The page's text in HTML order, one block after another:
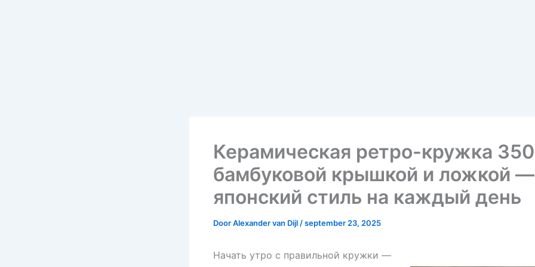
Керамическая ретро-кружка
бамбуковой крышкой и ложкой —
японский стиль на каждый день
DoorAlexander van Dijl /september 23, 2025
Начать утро с правильной кружки —